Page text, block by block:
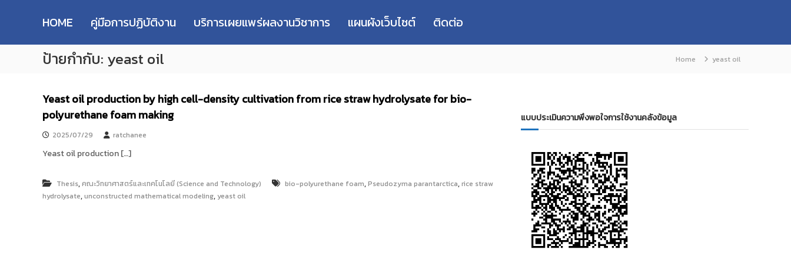
p
M
T
T
s
e
a
r
c
h
R
e
ห
วิ
ท
ย
เ
โ
โ
ล
HOME คู่มือการปฏิบัติงาน บริการเผยแพร่ผลงานวิชาการ แผนผังเว็บไซต์ ติดต่อ
ป้ายกำกับ: yeast oil Home yeast oil
Yeast oil production by high cell-density cultivation from rice straw hydrolysate for bio-
polyurethane foam making
2025/07/29 ratchanee
Yeast oil production […]
Thesis,คณะวิทยาศาสตร์และเทคโนโลยี (Science and Technology) bio-polyurethane foam,Pseudozyma parantarctica,rice straw
hydrolysate,unconstructed mathematical modeling, yeast oil
แบบประเมินความพึงพอใจการใช้งานคลังข้อมูล